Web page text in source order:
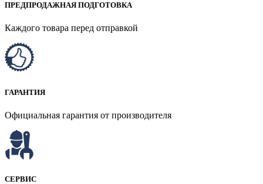
ПРЕДПРОДАЖНАЯ ПОДГОТОВКА
Каждого товара перед отправкой
ГАРАНТИЯ
Официальная гарантия от производителя
СЕРВИС